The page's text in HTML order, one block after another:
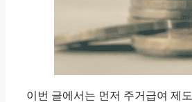
이번 글에서는 먼저 주거급여 제도